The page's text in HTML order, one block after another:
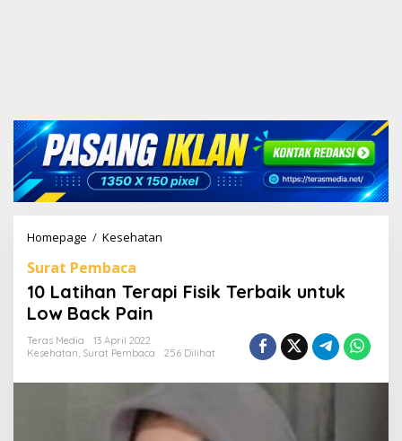
Homepage / Kesehatan
a
t
a
T
r
a
Surat Pembaca
10 Latihan Terapi Fisik Terbaik untuk
Low Back Pain
Teras Media
13 April 2022
Kesehatan, Surat Pembaca 256 Dilihat